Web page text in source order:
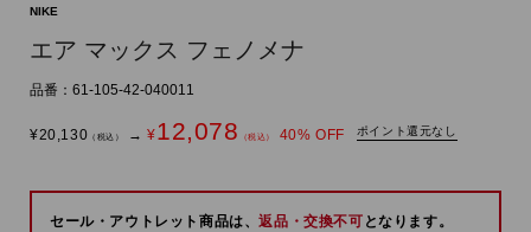
NIKE
エア マックス フェノメナ
品番：61-105-42-040011
¥20,130 （税込） → ¥12,078 （税込） 40% OFF ポイント還元なし
セール・アウトレット商品は、返品・交換不可 となります。